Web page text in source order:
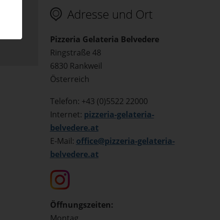
Adresse und Ort
Pizzeria Gelateria Belvedere
Ringstraße 48
6830 Rankweil
Österreich
Telefon: +43 (0)5522 22000
Internet: pizzeria-gelateria-
belvedere.at
E-Mail: office@pizzeria-gelateria-
belvedere.at
Öffnungszeiten: